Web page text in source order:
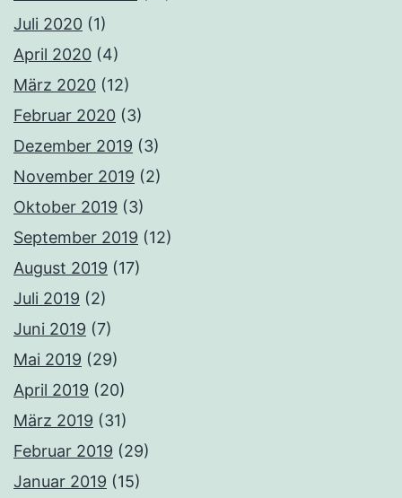
Juli 2020 (1)
April 2020 (4)
März 2020 (12)
Februar 2020 (3)
Dezember 2019 (3)
November 2019 (2)
Oktober 2019 (3)
September 2019 (12)
August 2019 (17)
Juli 2019 (2)
Juni 2019 (7)
Mai 2019 (29)
April 2019 (20)
März 2019 (31)
Februar 2019 (29)
Januar 2019 (15)